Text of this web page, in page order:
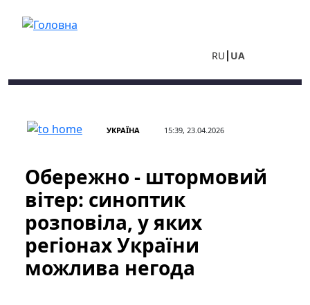
RU UA
УКРАЇНА 15:39, 23.04.2026
Обережно - штормовий
вітер: синоптик
розповіла, у яких
регіонах України
можлива негода